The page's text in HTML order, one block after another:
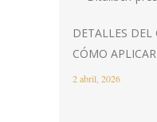
DETALLES
CÓMO
2 abril, 2026